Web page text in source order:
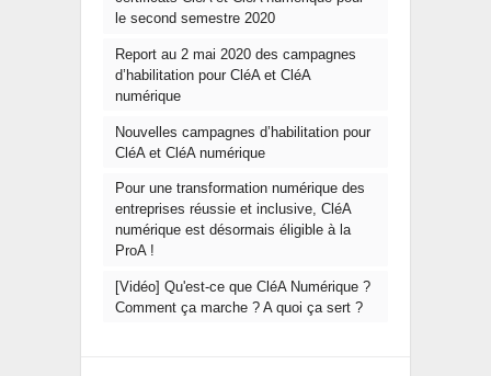
le second semestre 2020
Report au 2 mai 2020 des campagnes
d’habilitation pour CléA et CléA
numérique
Nouvelles campagnes d’habilitation pour
CléA et CléA numérique
Pour une transformation numérique des
entreprises réussie et inclusive, CléA
numérique est désormais éligible à la
ProA !
[Vidéo] Qu'est-ce que CléA Numérique ?
Comment ça marche ? A quoi ça sert ?